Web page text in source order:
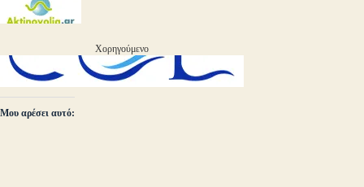
Χορηγούμενο
Μου αρέσει αυτό: